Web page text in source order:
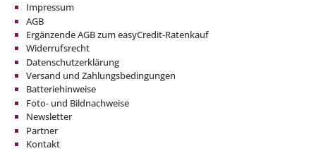
Impressum
AGB
Ergänzende AGB zum easyCredit-Ratenkauf
Widerrufsrecht
Datenschutzerklärung
Versand und Zahlungsbedingungen
Batteriehinweise
Foto- und Bildnachweise
Newsletter
Partner
Kontakt